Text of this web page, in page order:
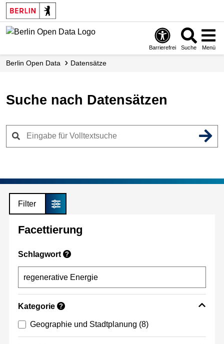
Skip
to
main
Barrierefrei Suche Menü
Berlin Open Data Datensätze
Suche nach Datensätzen
Filter
Facettierung
Schlagwort ?
Kategorie ?
Geographie und Stadtplanung (8)